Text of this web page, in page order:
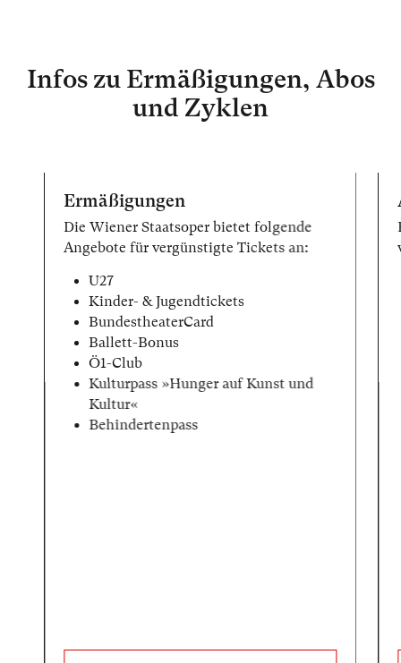
Infos zu Ermäßigungen, Abos
und Zyklen
Ermäßigungen
Die Wiener Staatsoper bietet folgende
Angebote für vergünstigte Tickets an:
U27
Kinder- & Jugendtickets
BundestheaterCard
Ballett-Bonus
Ö1-Club
Kulturpass »Hunger auf Kunst und
Kultur«
Behindertenpass